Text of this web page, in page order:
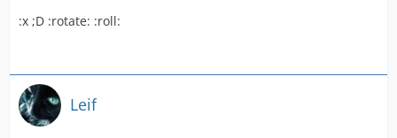
:x ;D :rotate: :roll:
Leif